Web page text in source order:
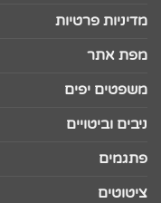
מדיניות פרטיות
מפת אתר
משפטים יפים
ניבים וביטויים
פתגמים
ציטוטים